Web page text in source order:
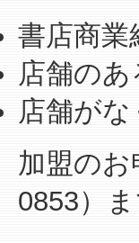
書店商業
店舗のあ
店舗が
加盟の
0853）